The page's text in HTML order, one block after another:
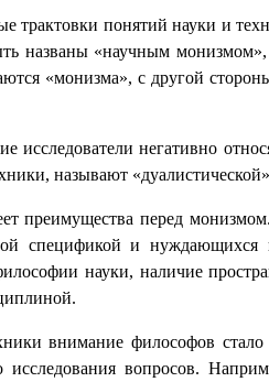
трактовки понятий науки и
названы «научным
«монизма», с другой
исследователи негативно
называют
преимущества перед
спецификой и
науки, наличие
внимание философов
вопросов.